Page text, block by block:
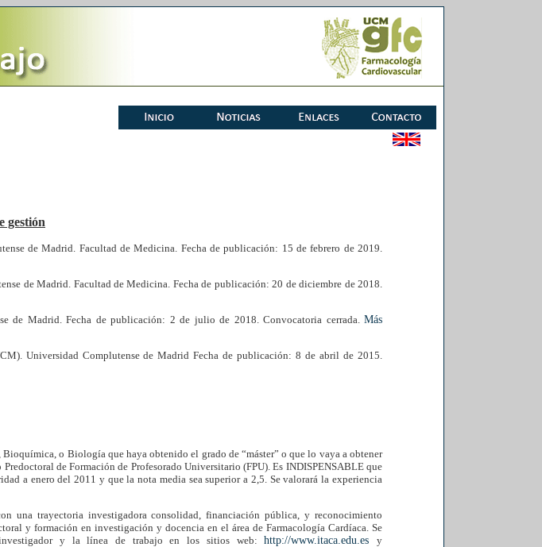
gestión
de Madrid. Facultad de Medicina. Fecha de publicación: 15 de febrero de 2019.
de Madrid. Facultad de Medicina. Fecha de publicación: 20 de diciembre de 2018.
de Madrid. Fecha de publicación: 2 de julio de 2018. Convocatoria cerrada. Más
Universidad Complutense de Madrid Fecha de publicación: 8 de abril de 2015.
o Biología que haya obtenido el grado de “máster” o que lo vaya a obtener
de Formación de Profesorado Universitario (FPU). Es INDISPENSABLE que
a enero del 2011 y que la nota media sea superior a 2,5. Se valorará la experiencia
una trayectoria investigadora consolidad, financiación pública, y reconocimiento
y formación en investigación y docencia en el área de Farmacología Cardíaca. Se
investigador y la línea de trabajo en los sitios web:http://www.itaca.edu.esy